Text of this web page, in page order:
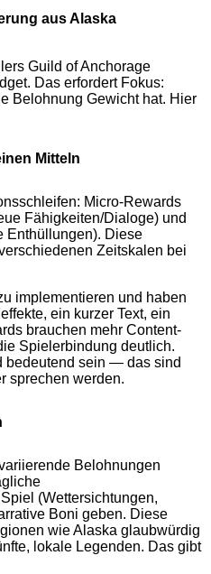
aus Alaska
Guild of Anchorage
Das erfordert Fokus:
Belohnung Gewicht hat. Hier
Mitteln
Micro-Rewards
Fähigkeiten/Dialoge) und
Enthüllungen). Diese
Zeitskalen bei
implementieren und haben
ein kurzer Text, ein
brauchen mehr Content-
Spielerbindung deutlich.
bedeutend sein — das sind
sprechen werden.
Belohnungen
(Wettersichtungen,
Boni geben. Diese
wie Alaska glaubwürdig
lokale Legenden. Das gibt